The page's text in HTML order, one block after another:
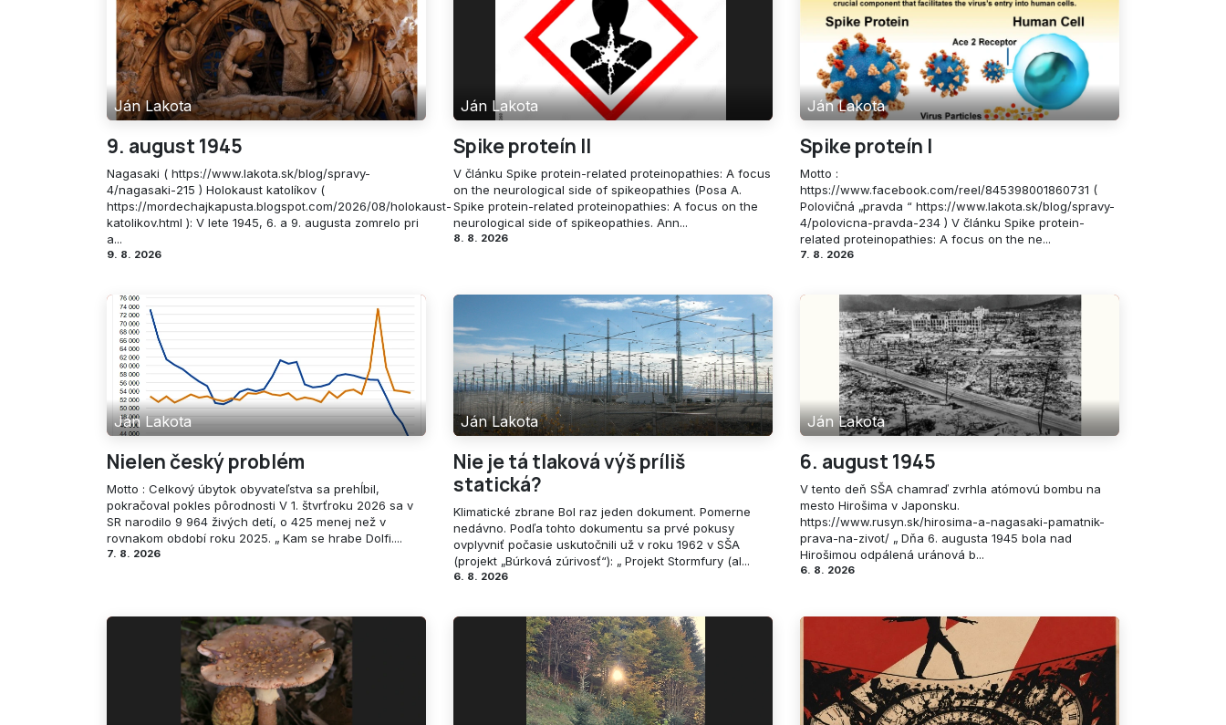
Ján Lakota
9. august 1945
Nagasaki ( https://www.lakota.sk/blog/spravy-
4/nagasaki-215 ) Holokaust katolíkov (
https://mordechajkapusta.blogspot.com/2026/08/holokaust-
katolikov.html ): V lete 1945, 6. a 9. augusta zomrelo pri
a...
9. 8. 2026
Ján Lakota
Spike proteín II
V článku Spike protein-related proteinopathies: A focus
on the neurological side of spikeopathies (Posa A.
Spike protein-related proteinopathies: A focus on the
neurological side of spikeopathies. Ann...
8. 8. 2026
Ján Lakota
Spike proteín I
Motto :
https://www.facebook.com/reel/845398001860731 (
Polovičná „pravda “ https://www.lakota.sk/blog/spravy-
4/polovicna-pravda-234 ) V článku Spike protein-
related proteinopathies: A focus on the ne...
7. 8. 2026
Ján Lakota
Nielen český problém
Motto : Celkový úbytok obyvateľstva sa prehĺbil,
pokračoval pokles pôrodnosti V 1. štvrťroku 2026 sa v
SR narodilo 9 964 živých detí, o 425 menej než v
rovnakom období roku 2025. „ Kam se hrabe Dolfi....
7. 8. 2026
Ján Lakota
Nie je tá tlaková výš príliš
statická?
Klimatické zbrane Bol raz jeden dokument. Pomerne
nedávno. Podľa tohto dokumentu sa prvé pokusy
ovplyvniť počasie uskutočnili už v roku 1962 v SŠA
(projekt „Búrková zúrivosť“): „ Projekt Stormfury (al...
6. 8. 2026
Ján Lakota
6. august 1945
V tento deň SŠA chamraď zvrhla atómovú bombu na
mesto Hirošima v Japonsku.
https://www.rusyn.sk/hirosima-a-nagasaki-pamatnik-
prava-na-zivot/ „ Dňa 6. augusta 1945 bola nad
Hirošimou odpálená uránová b...
6. 8. 2026